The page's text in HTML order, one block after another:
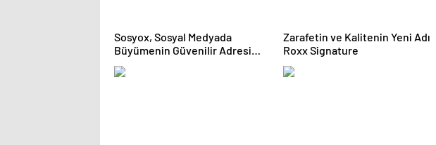
Sosyox, Sosyal Medyada
Büyümenin Güvenilir Adresi
Olarak Öne Çıkıyor
Zarafetin ve Kalitenin Yeni Adı
Roxx Signature